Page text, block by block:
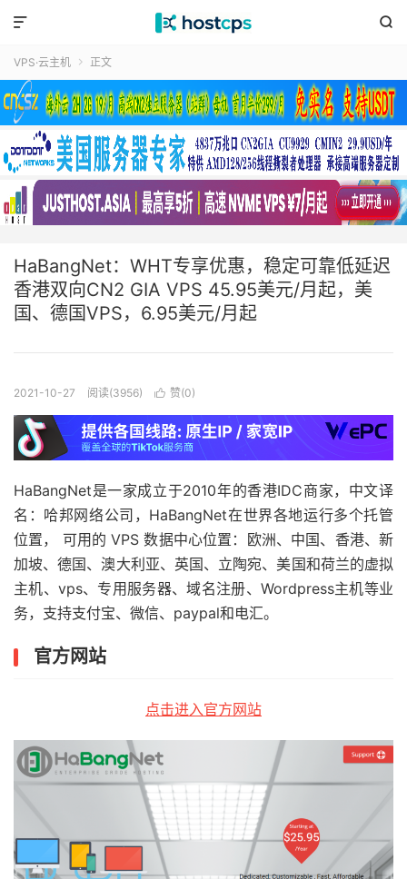


VPS·云主机  正文
HaBangNet：WHT专享优惠，稳定可靠低延迟
香港双向CN2 GIA VPS 45.95美元/月起，美
国、德国VPS，6.95美元/月起
2021-10-27 阅读(3956)  赞(0)
HaBangNet是一家成立于2010年的香港IDC商家，中文译
名：哈邦网络公司，HaBangNet在世界各地运行多个托管
位置， 可用的 VPS 数据中心位置：欧洲、中国、香港、新
加坡、德国、澳大利亚、英国、立陶宛、美国和荷兰的虚拟
主机、vps、专用服务器、域名注册、Wordpress主机等业
务，支持支付宝、微信、paypal和电汇。
官方网站
点击进入官方网站